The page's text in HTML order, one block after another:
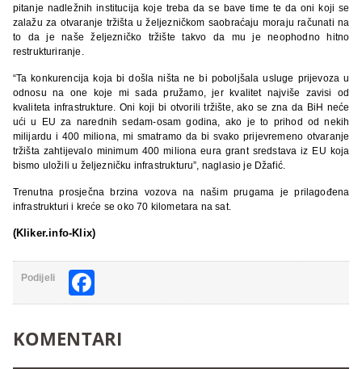
pitanje nadležnih institucija koje treba da se bave time te da oni koji se
zalažu za otvaranje tržišta u željezničkom saobraćaju moraju računati na
to da je naše željezničko tržište takvo da mu je neophodno hitno
restrukturiranje.
“Ta konkurencija koja bi došla ništa ne bi poboljšala usluge prijevoza u
odnosu na one koje mi sada pružamo, jer kvalitet najviše zavisi od
kvaliteta infrastrukture. Oni koji bi otvorili tržište, ako se zna da BiH neće
ući u EU za narednih sedam-osam godina, ako je to prihod od nekih
milijardu i 400 miliona, mi smatramo da bi svako prijevremeno otvaranje
tržišta zahtijevalo minimum 400 miliona eura grant sredstava iz EU koja
bismo uložili u željezničku infrastrukturu”, naglasio je Džafić.
Trenutna prosječna brzina vozova na našim prugama je prilagođena
infrastrukturi i kreće se oko 70 kilometara na sat.
(Kliker.info-Klix)
Podijeli
KOMENTARI